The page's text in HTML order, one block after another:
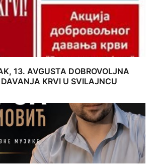
13. AVGUSTA DOBROVOLJNA
KRVI U SVILAJNCU